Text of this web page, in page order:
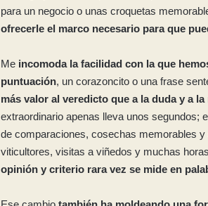
para un negocio o unas croquetas
ofrecerle el marco necesario para que
Me incomoda la facilidad con la que
puntuación, un corazoncito o una frase
más valor al veredicto que a la duda y a
extraordinario apenas lleva unos segundos;
de comparaciones, cosechas memorables
viticultores, visitas a viñedos y muchas
opinión y criterio rara vez se mide en